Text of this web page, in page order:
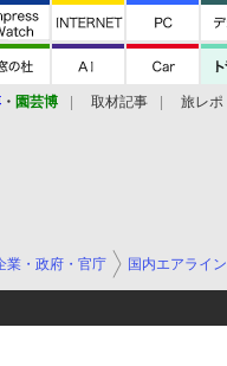
・ 園芸博 取材記事 旅レポ
業・政府・官庁 国内エアライン